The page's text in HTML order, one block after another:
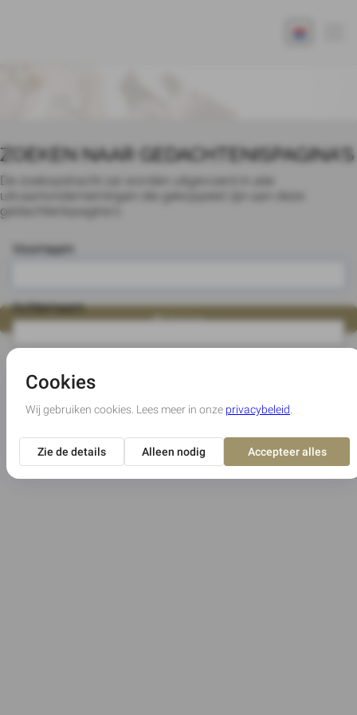
ZOEKEN NAAR GEDACHTENISPAGINA'S
De zoekopdracht zal worden uitgevoerd in alle
uitvaartondernemingen die gekoppeld zijn aan deze
gedachtenispagina's.
Voornaam
Achternaam
Zoeken